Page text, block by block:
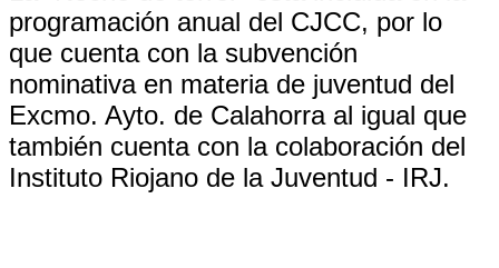
programación anual del CJCC, por lo
que cuenta con la subvención
nominativa en materia de juventud del
Excmo. Ayto. de Calahorra al igual que
también cuenta con la colaboración del
Instituto Riojano de la Juventud - IRJ.